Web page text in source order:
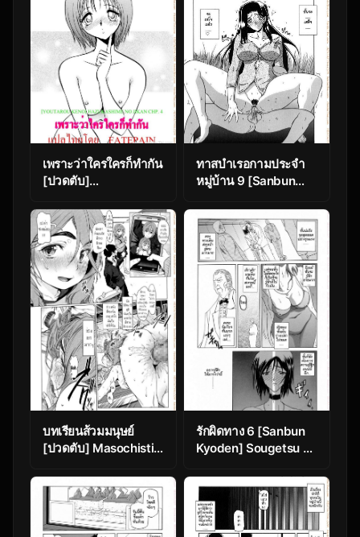
เพราะว่าใครใครก็ทำกัน
[ปวดตับ]
Jikan Chp.4 Because
Everyone Dose It.
ทาสบำเรอกามประจำ
หมู่บ้าน 9 [Sanbun
Sato Ch.9
บทเรียนส้วมมนุษย์
[ปวดตับ] Masochistic
รักผิดทาง 6 [Sanbun
Kyoden] Sougetsu no
Sougetsu Ch.6